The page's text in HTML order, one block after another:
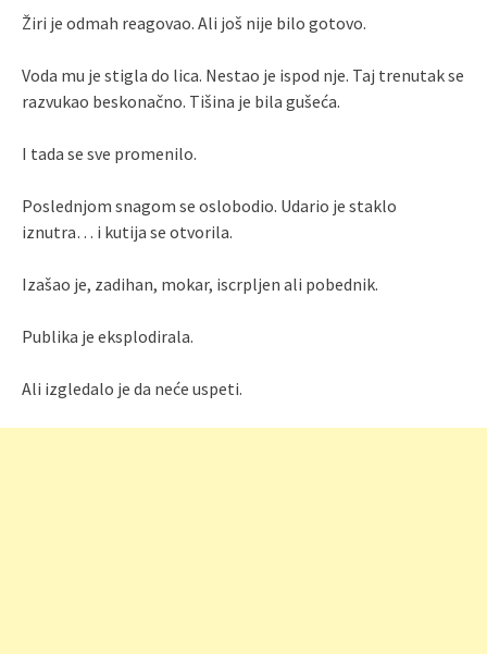
Žiri je odmah reagovao. Ali još nije bilo gotovo.
Voda mu je stigla do lica. Nestao je ispod nje. Taj trenutak se
razvukao beskonačno. Tišina je bila gušeća.
I tada se sve promenilo.
Poslednjom snagom se oslobodio. Udario je staklo
iznutra… i kutija se otvorila.
Izašao je, zadihan, mokar, iscrpljen ali pobednik.
Publika je eksplodirala.
Ali izgledalo je da neće uspeti.